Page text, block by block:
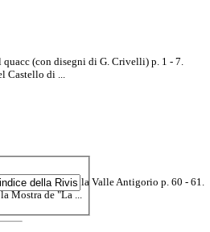
tuo abbonamento
(con disegni di G. Crivelli) p. 1 - 7.
di ...
geografica della Valle Antigorio p. 60 - 61.
Mostra de "La ...